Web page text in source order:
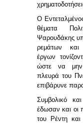
Ο
θέματα
Ψαρουδάκης
ρεμάτων και
έργων
ώστε να μην
πλευρά του
επιβάρυνε
Συμβολικό
έδωσαν και οι
του Ρέντη και